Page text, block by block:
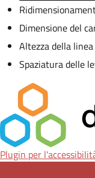
Dimensione del
Altezza della linea
Spaziatura delle
Plugin per